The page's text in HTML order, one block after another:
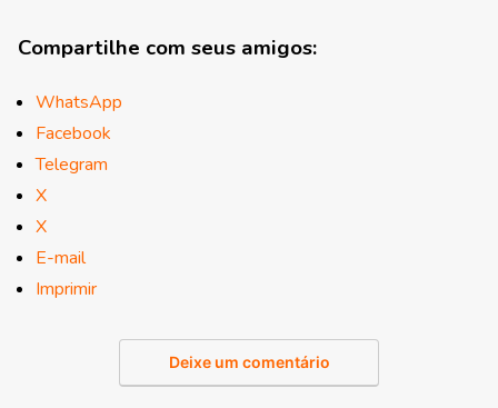
Compartilhe com seus amigos:
WhatsApp
Facebook
Telegram
X
X
E-mail
Imprimir
Deixe um comentário